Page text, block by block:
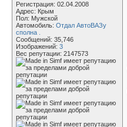
Регистрация: 02.04.2008
Адрес: Крым
Пол: Мужской
Автомобиль: Отдал АвтоВАЗу
сполна .
Сообщений: 35,746
Изображений: 3
Вес репутации: 2147573